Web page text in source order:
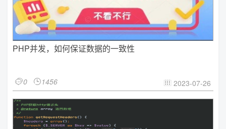
PHP并发，如何保证数据的一致性
0 1456  2023-07-26